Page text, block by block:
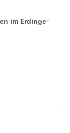
im Erdinger